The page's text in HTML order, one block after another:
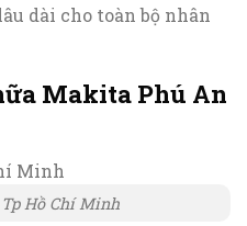
dài cho toàn bộ nhân
Makita Phú An
Hồ Chí Minh